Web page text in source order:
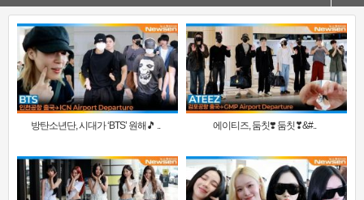
방탄소년단, 시대가 ‘BTS’ 원해🎵 .. 에이티즈, 둠칫❣️ 둠칫❣&#..